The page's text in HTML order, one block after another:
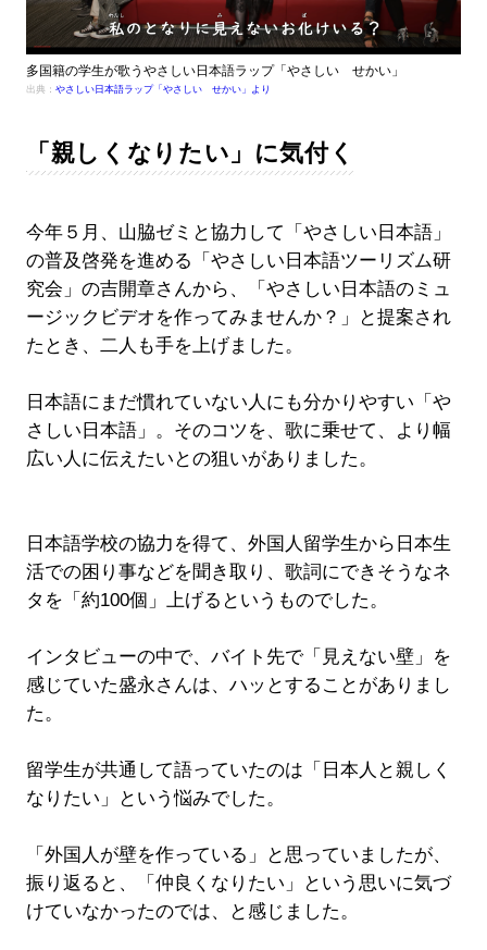
多国籍の学生が歌うやさしい日本語ラップ「やさしい せかい」
出典： やさしい日本語ラップ「やさしい せかい」より
「親しくなりたい」に気付く
今年５月、山脇ゼミと協力して「やさしい日本語」
の普及啓発を進める「やさしい日本語ツーリズム研
究会」の吉開章さんから、「やさしい日本語のミュ
ージックビデオを作ってみませんか？」と提案され
たとき、二人も手を上げました。
日本語にまだ慣れていない人にも分かりやすい「や
さしい日本語」。そのコツを、歌に乗せて、より幅
広い人に伝えたいとの狙いがありました。
日本語学校の協力を得て、外国人留学生から日本生
活での困り事などを聞き取り、歌詞にできそうなネ
タを「約100個」上げるというものでした。
インタビューの中で、バイト先で「見えない壁」を
感じていた盛永さんは、ハッとすることがありまし
た。
留学生が共通して語っていたのは「日本人と親しく
なりたい」という悩みでした。
「外国人が壁を作っている」と思っていましたが、
振り返ると、「仲良くなりたい」という思いに気づ
けていなかったのでは、と感じました。